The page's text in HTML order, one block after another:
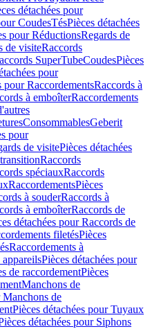
détachées pour
CoudesTésPièces détachées
pour RéductionsRegards de
de visiteRaccords
SuperTubeCoudesPièces
pour
pour RaccordementsRaccords à
à emboîterRaccordements
ConsommablesGeberit
pour
de visitePièces détachées
Raccords
spéciauxRaccords
RaccordementsPièces
à souderRaccords à
à emboîterRaccords de
détachées pour Raccords de
filetésPièces
Raccordements à
Pièces détachées pour
de raccordementPièces
Manchons de
Manchons de
Pièces détachées pour Tuyaux
détachées pour Siphons